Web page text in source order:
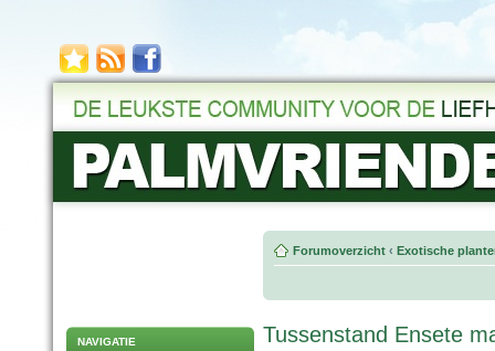
NAVIGATIE
Forumoverzicht ‹ Exotische
Tussenstand Ensete